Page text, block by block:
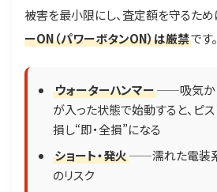
被害を最小限にし、査定額を守るため
ーON（パワーボタンON）は厳禁です
ウォーターハンマー——吸気か
が入った状態で始動すると、ピス
損し“即・全損”になる
ショート・発火——濡れた電装
のリスク